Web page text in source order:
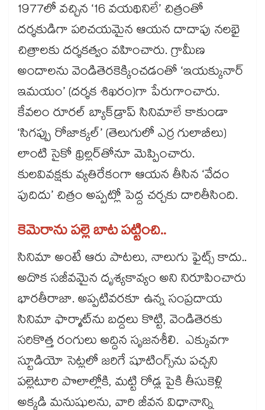
1977లో వచ్చిన ‘16 వయథినిలే’ చిత్రంతో
దర్శకుడిగా పరిచయమైన ఆయన దాదాపు నలభై
చిత్రాలకు దర్శకత్వం వహించారు. గ్రామీణ
అందాలను వెండితెరకెక్కించడంతో ‘ఇయక్కునార్‌‌‌‌‌‌‌‌
ఇమయం’ (దర్శక శిఖరం)గా పేరుగాంచారు.
కేవలం రూరల్‌‌‌‌ బ్యాక్‌‌‌‌డ్రాప్‌‌‌‌ సినిమాలే కాకుండా
‘సిగప్పు రోజాక్కల్‌‌‌‌’ (తెలుగులో ఎర్ర గులాబీలు)
లాంటి సైకో థ్రిల్లర్‌‌‌‌‌‌‌‌తోనూ మెప్పించారు.
కులవివక్షకు వ్యతిరేకంగా ఆయన తీసిన ‘వేదం
పుదిదు’ చిత్రం అప్పట్లో పెద్ద చర్చకు దారితీసింది.
కెమెరాను పల్లె బాట పట్టించి..
సినిమా అంటే ఆరు పాటలు, నాలుగు ఫైట్స్‌‌‌‌ కాదు..
అదొక సజీవమైన దృశ్యకావ్యం అని నిరూపించారు
భారతీరాజా. అప్పటివరకూ ఉన్న సంప్రదాయ
సినిమా ఫార్మాట్‌‌‌‌ను బద్దలు కొట్టి, వెండితెరకు
సరికొత్త రంగులు అద్దిన సృజనశీలి. ఎక్కువగా
స్టూడియో సెట్లలో జరిగే షూటింగ్స్‌‌‌‌ను పచ్చని
పల్లెటూరి పొలాల్లోకి, మట్టి రోడ్ల పైకి తీసుకెళ్లి
అక్కడి మనుషులను, వారి జీవన విధానాన్ని